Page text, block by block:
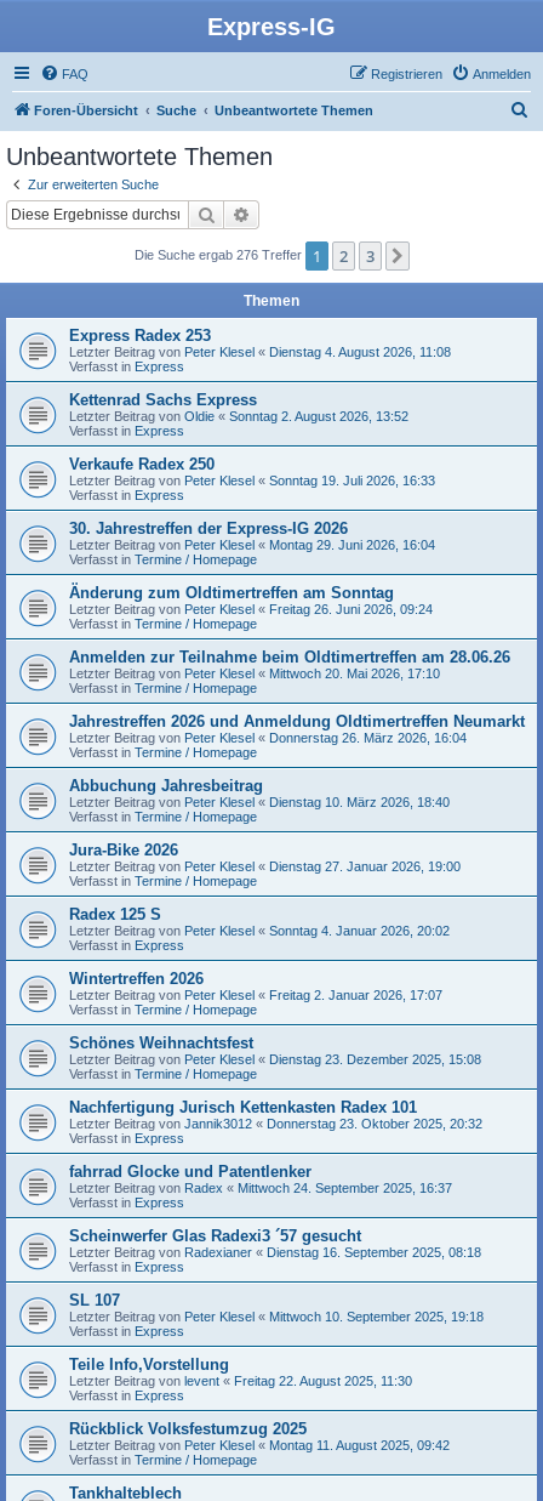
Express-IG
FAQ Anmelden
Registrieren
Foren-Übersicht Suche Unbeantwortete Themen
Unbeantwortete Themen
Zur erweiterten Suche
Suche
Die Suche ergab 276 Treffer 1 2 3
Themen
Express Radex 253
Letzter Beitrag von Peter Klesel « Dienstag 4. August 2026, 11:08
Verfasst in Express
Kettenrad Sachs Express
Letzter Beitrag von Oldie « Sonntag 2. August 2026, 13:52
Verfasst in Express
Verkaufe Radex 250
Letzter Beitrag von Peter Klesel « Sonntag 19. Juli 2026, 16:33
Verfasst in Express
30. Jahrestreffen der Express-IG 2026
Letzter Beitrag von Peter Klesel « Montag 29. Juni 2026, 16:04
Verfasst in Termine / Homepage
Änderung zum Oldtimertreffen am Sonntag
Letzter Beitrag von Peter Klesel « Freitag 26. Juni 2026, 09:24
Verfasst in Termine / Homepage
Anmelden zur Teilnahme beim Oldtimertreffen am 28.06.26
Letzter Beitrag von Peter Klesel « Mittwoch 20. Mai 2026, 17:10
Verfasst in Termine / Homepage
Jahrestreffen 2026 und Anmeldung Oldtimertreffen Neumarkt
Letzter Beitrag von Peter Klesel « Donnerstag 26. März 2026, 16:04
Verfasst in Termine / Homepage
Abbuchung Jahresbeitrag
Letzter Beitrag von Peter Klesel « Dienstag 10. März 2026, 18:40
Verfasst in Termine / Homepage
Jura-Bike 2026
Letzter Beitrag von Peter Klesel « Dienstag 27. Januar 2026, 19:00
Verfasst in Termine / Homepage
Radex 125 S
Letzter Beitrag von Peter Klesel « Sonntag 4. Januar 2026, 20:02
Verfasst in Express
Wintertreffen 2026
Letzter Beitrag von Peter Klesel « Freitag 2. Januar 2026, 17:07
Verfasst in Termine / Homepage
Schönes Weihnachtsfest
Letzter Beitrag von Peter Klesel « Dienstag 23. Dezember 2025, 15:08
Verfasst in Termine / Homepage
Nachfertigung Jurisch Kettenkasten Radex 101
Letzter Beitrag von Jannik3012 « Donnerstag 23. Oktober 2025, 20:32
Verfasst in Express
fahrrad Glocke und Patentlenker
Letzter Beitrag von Radex « Mittwoch 24. September 2025, 16:37
Verfasst in Express
Scheinwerfer Glas Radexi3 ´57 gesucht
Letzter Beitrag von Radexianer « Dienstag 16. September 2025, 08:18
Verfasst in Express
SL 107
Letzter Beitrag von Peter Klesel « Mittwoch 10. September 2025, 19:18
Verfasst in Express
Teile Info,Vorstellung
Letzter Beitrag von levent « Freitag 22. August 2025, 11:30
Verfasst in Express
Rückblick Volksfestumzug 2025
Letzter Beitrag von Peter Klesel « Montag 11. August 2025, 09:42
Verfasst in Termine / Homepage
Tankhalteblech